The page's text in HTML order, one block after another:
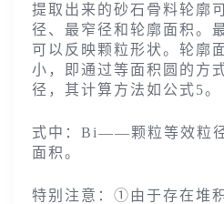
提取出来的砂石骨料轮廓
径、最窄径和轮廓面积。
可以反映颗粒形状。轮廓
小，即通过等面积圆的方
径，其计算方法如公式5。
式中：Bi——颗粒等效粒
面积。
特别注意：①由于存在堆